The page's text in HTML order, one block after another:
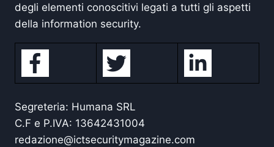
degli elementi conoscitivi legati a tutti gli aspetti
della information security.
Segreteria: Humana SRL
C.F e P.IVA: 13642431004
redazione@ictsecuritymagazine.com